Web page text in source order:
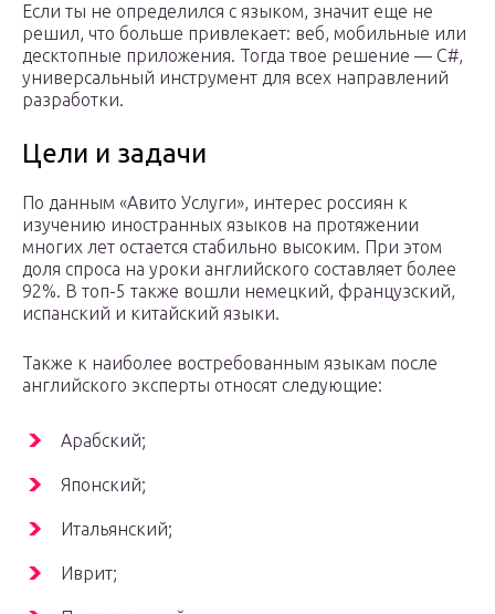
Если ты не определился с языком, значит еще не
решил, что больше привлекает: веб, мобильные или
десктопные приложения. Тогда твое решение — C#,
универсальный инструмент для всех направлений
разработки.
Цели и задачи
По данным «Авито Услуги», интерес россиян к
изучению иностранных языков на протяжении
многих лет остается стабильно высоким. При этом
доля спроса на уроки английского составляет более
92%. В топ-5 также вошли немецкий, французский,
испанский и китайский языки.
Также к наиболее востребованным языкам после
английского эксперты относят следующие:
Арабский;
Японский;
Итальянский;
Иврит;